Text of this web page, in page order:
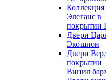
Коллекция
Элеганс в
покрытии
Двери
Экошпон
Двери
покрытии
Винил